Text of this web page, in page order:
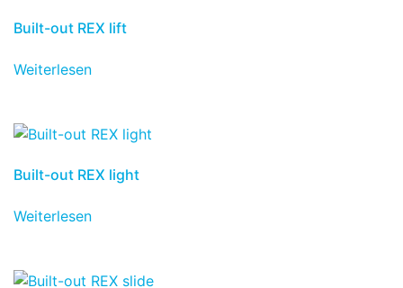
Built-out REX lift
Weiterlesen
Built-out REX light
Weiterlesen